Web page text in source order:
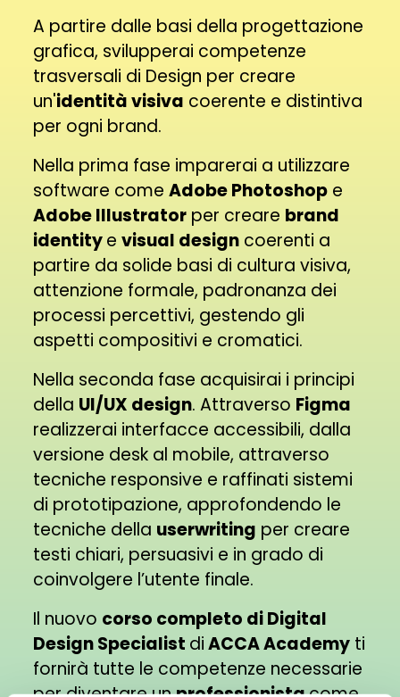
A partire dalle basi della progettazione
grafica, svilupperai competenze
trasversali di Design per creare
un'identità visiva coerente e distintiva
per ogni brand.
Nella prima fase imparerai a utilizzare
software comeAdobe Photoshop e
Adobe Illustrator per creare brand
identityevisual design coerenti a
partire da solide basi di cultura visiva,
attenzione formale, padronanza dei
processi percettivi, gestendo gli
aspetti compositivi e cromatici.
Nella seconda fase acquisirai i principi
della UI/UX design. Attraverso Figma
realizzerai interfacce accessibili, dalla
versione desk al mobile, attraverso
tecniche responsive e raffinati sistemi
di prototipazione, approfondendo le
tecniche della userwriting per creare
testi chiari, persuasivi e in grado di
coinvolgere l’utente finale.
Il nuovo corso completo di Digital
Design Specialist diACCA Academy ti
fornirà tutte le competenze necessarie